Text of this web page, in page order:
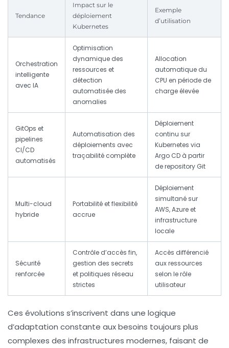
Tendance
Impact sur le
déploiement
Kubernetes
Exemple
d’utilisation
Orchestration
intelligente
avec IA
Optimisation
dynamique des
ressources et
détection
automatisée des
anomalies
Allocation
automatique du
CPU en période de
charge élevée
GitOps et
pipelines
CI/CD
automatisés
Automatisation des
déploiements avec
traçabilité complète
Déploiement
continu sur
Kubernetes via
Argo CD à partir
de repository Git
Multi-cloud
hybride
Portabilité et flexibilité
accrue
Déploiement
simultané sur
AWS, Azure et
infrastructure
locale
Sécurité
renforcée
Contrôle d’accès fin,
gestion des secrets
et politiques réseau
strictes
Accès différencié
aux ressources
selon le rôle
utilisateur
Ces évolutions s’inscrivent dans une logique
d’adaptation constante aux besoins toujours plus
complexes des infrastructures modernes, faisant de